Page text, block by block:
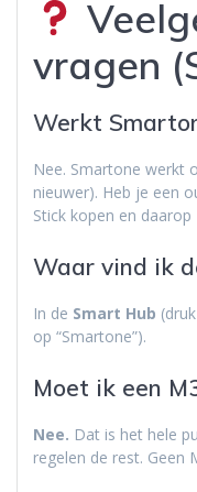
vragen
Werkt
Nee. Smartone werkt
nieuwer). Heb je een
Stick kopen en
Waar vind ik
In de Smart Hub
op “Smartone”).
Moet ik een
Nee. Dat is het hele
regelen de rest. Geen